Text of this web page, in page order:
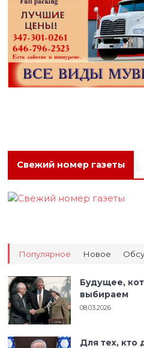
Свежий номер газеты
Популярное Новое
Будущее,
выбираем
08.03.2026
Для тех, кто